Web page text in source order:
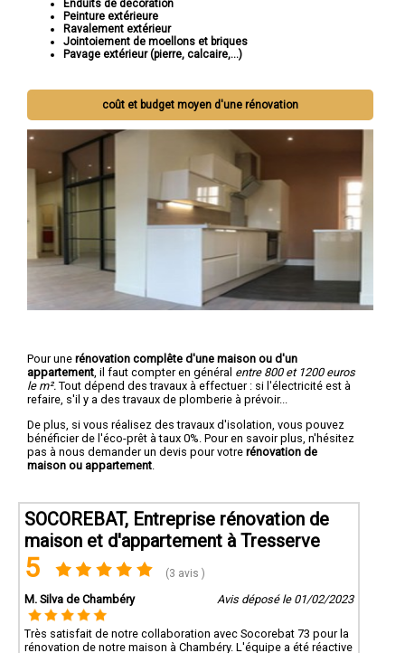
Enduits de décoration
Peinture extérieure
Ravalement extérieur
Jointoiement de moellons et briques
Pavage extérieur (pierre, calcaire,...)
coût et budget moyen d'une rénovation
Pour une rénovation complête d'une maison ou d'un
appartement , il faut compter en général entre 800 et 1200 euros
le m². Tout dépend des travaux à effectuer : si l'électricité est à
refaire, s'il y a des travaux de plomberie à prévoir...
De plus, si vous réalisez des travaux d'isolation, vous pouvez
bénéficier de l'éco-prêt à taux 0%. Pour en savoir plus, n'hésitez
pas à nous demander un devis pour votre rénovation de
maison ou appartement
SOCOREBAT, Entreprise rénovation de
maison et d'appartement à Tresserve
5 (3 avis )
M. Silva de Chambéry Avis déposé le 01/02/2023
Très satisfait de notre collaboration avec Socorebat 73 pour la
rénovation de notre maison à Chambéry. L'équipe a été réactive